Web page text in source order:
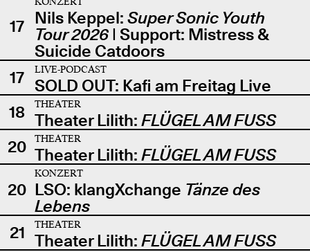
17 Nils Keppel: Super Sonic Youth
Tour 2026| Support: Mistress &
Suicide Catdoors
17
LIVE-PODCAST
SOLD OUT: Kafi am Freitag Live
18
THEATER
Theater Lilith: FLÜGEL AM FUSS
20
THEATER
Theater Lilith: FLÜGEL AM FUSS
20
KONZERT
LSO: klangXchange Tänze des
Lebens
21
THEATER
Theater Lilith: FLÜGEL AM FUSS